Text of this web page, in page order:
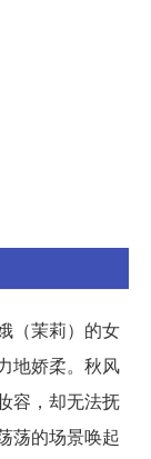
（茉莉）的女
地娇柔。秋风
容，却无法抚
荡的场景唤起